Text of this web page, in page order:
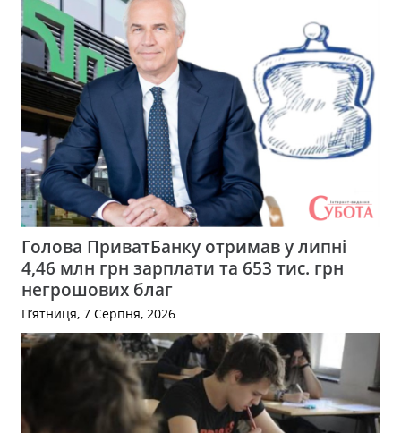
Голова ПриватБанку отримав у липні
4,46 млн грн зарплати та 653 тис. грн
негрошових благ
П’ятниця, 7 Серпня, 2026